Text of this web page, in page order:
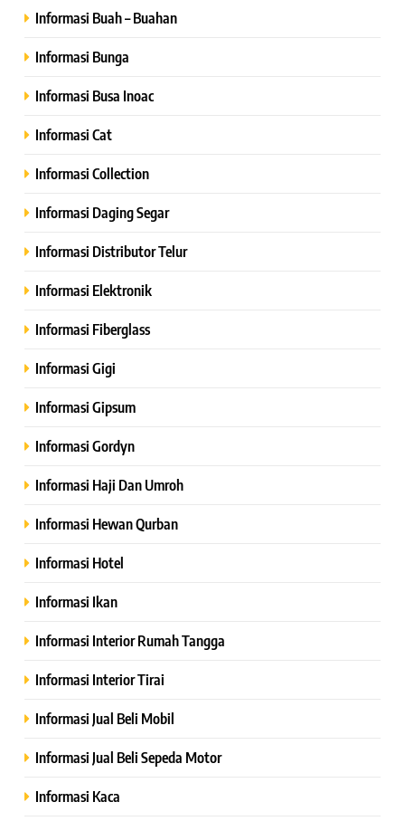
Informasi Buah – Buahan
Informasi Bunga
Informasi Busa Inoac
Informasi Cat
Informasi Collection
Informasi Daging Segar
Informasi Distributor Telur
Informasi Elektronik
Informasi Fiberglass
Informasi Gigi
Informasi Gipsum
Informasi Gordyn
Informasi Haji Dan Umroh
Informasi Hewan Qurban
Informasi Hotel
Informasi Ikan
Informasi Interior Rumah Tangga
Informasi Interior Tirai
Informasi Jual Beli Mobil
Informasi Jual Beli Sepeda Motor
Informasi Kaca